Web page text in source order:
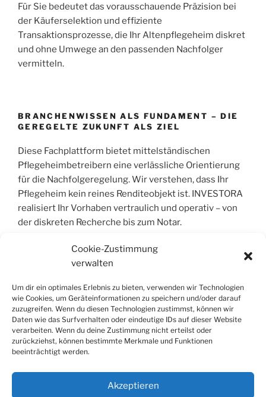
Cookie-Zustimmung
verwalten
Um dir ein optimales Erlebnis zu bieten, verwenden wir Technologien
wie Cookies, um Geräteinformationen zu speichern und/oder darauf
zuzugreifen. Wenn du diesen Technologien zustimmst, können wir
Daten wie das Surfverhalten oder eindeutige IDs auf dieser Website
verarbeiten. Wenn du deine Zustimmung nicht erteilst oder
zurückziehst, können bestimmte Merkmale und Funktionen
beeinträchtigt werden.
Akzeptieren
Für Sie bedeutet das vorausschauende Präzision bei
der Käuferselektion und effiziente
Transaktionsprozesse, die Ihr Altenpflegeheim diskret
und ohne Umwege an den passenden Nachfolger
vermitteln.
BRANCHENWISSEN ALS FUNDAMENT – DIE
GEREGELTE ZUKUNFT ALS ZIEL
Diese Fachplattform bietet mittelständischen
Pflegeheimbetreibern eine verlässliche Orientierung
für die Nachfolgeregelung. Wir verstehen, dass Ihr
Pflegeheim kein reines Renditeobjekt ist. INVESTORA
realisiert Ihr Vorhaben vertraulich und operativ – von
der diskreten Recherche bis zum Notar.
GMBH & CO. KG. ALLE RECHTE VORBEHALT
Alle Informationen wurden sorgfältig
zusammengestellt, jedoch wird jegliche Haftung für
Richtigkeit und Vollständigkeit ausgeschlossen. Die
Inhalte dienen der allgemeinen Information und stellen
keine individuelle Fachberatung.